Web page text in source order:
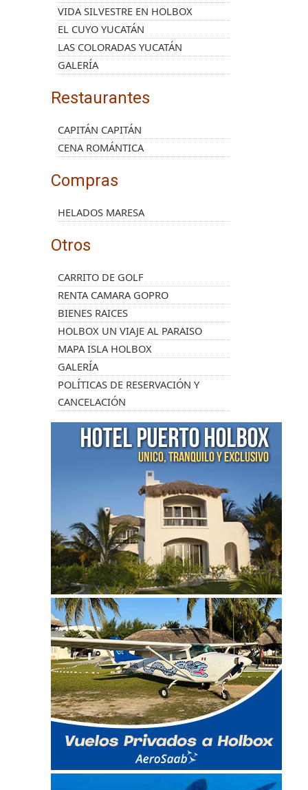
VIDA SILVESTRE EN HOLBOX
EL CUYO YUCATÁN
LAS COLORADAS YUCATÁN
GALERÍA
Restaurantes
CAPITÁN CAPITÁN
CENA ROMÁNTICA
Compras
HELADOS MARESA
Otros
CARRITO DE GOLF
RENTA CAMARA GOPRO
BIENES RAICES
HOLBOX UN VIAJE AL PARAISO
MAPA ISLA HOLBOX
GALERÍA
POLÍTICAS DE RESERVACIÓN Y
CANCELACIÓN